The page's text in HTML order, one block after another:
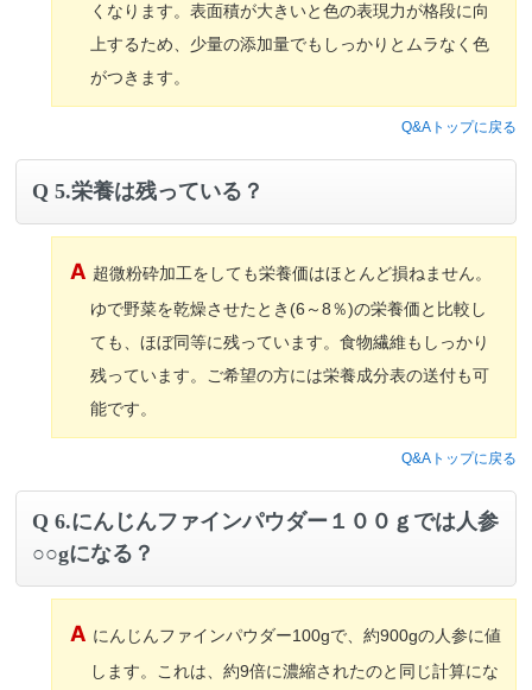
くなります。表面積が大きいと色の表現力が格段に向
上するため、少量の添加量でもしっかりとムラなく色
がつきます。
Q&Aトップに戻る
5.栄養は残っている？
超微粉砕加工をしても栄養価はほとんど損ねません。
ゆで野菜を乾燥させたとき(6～8％)の栄養価と比較し
ても、ほぼ同等に残っています。食物繊維もしっかり
残っています。ご希望の方には栄養成分表の送付も可
能です。
Q&Aトップに戻る
6.にんじんファインパウダー１００ｇでは人参
○○gになる？
にんじんファインパウダー100gで、約900gの人参に値
します。これは、約9倍に濃縮されたのと同じ計算にな